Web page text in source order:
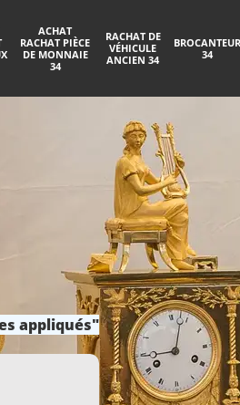
ACHAT
RACHAT PIÈCE
DE MONNAIE
34
RACHAT DE
VÉHICULE
ANCIEN 34
BROCANTEUR
34
appliqués"